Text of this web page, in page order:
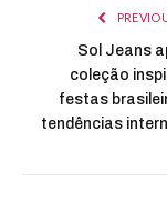
Sol Jeans
coleção
festas
tendências